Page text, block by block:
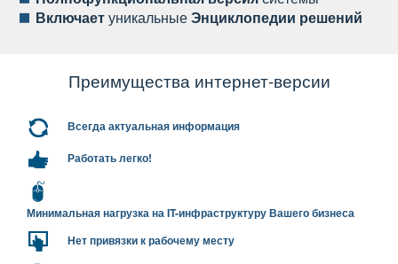
ключаетуникальныеЭнциклопедии решений
Преимущества интернет-версии
сегда актуальная информация
Работать легко!
Минимальная нагрузка на IT-инфраструктуру Вашего бизнеса
Нет привязки к рабочему месту